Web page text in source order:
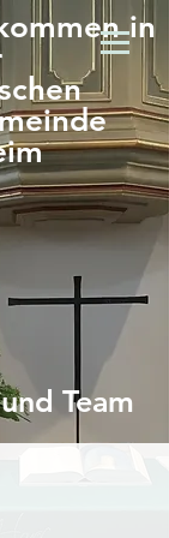
in
Team